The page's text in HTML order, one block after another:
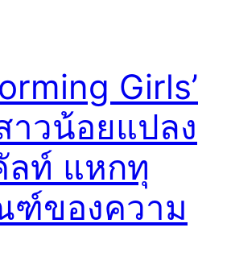
Girls’
าวน้อยแปลง
ลท์ แหกทุ
ฑ์ของความ